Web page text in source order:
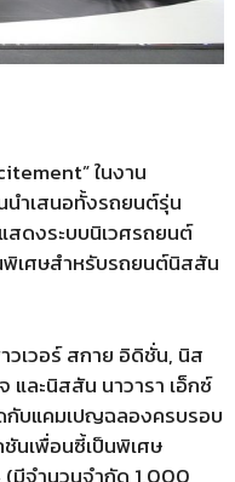
ในงาน
นำเสนอทั้งรถยนต์รุ่น
ดงระบบนิเวศรถยนต์
พิเศษสำหรับรถยนต์นิสสัน
เวอร์ สกาย อิดิชั่น, นิส
ละนิสสัน นาวารา เอ็กซ์
กับแคมเปญฉลองครบรอบ
นเพื่อนซี้เป็นพิเศษ
(มีจำนวนจำกัด 1,000